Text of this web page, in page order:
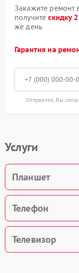
Закажите ремонт
получитескидку
же день
Гарантия на
Отправляя, Вы
Услуги
Планшет
Телефон
Телевизор